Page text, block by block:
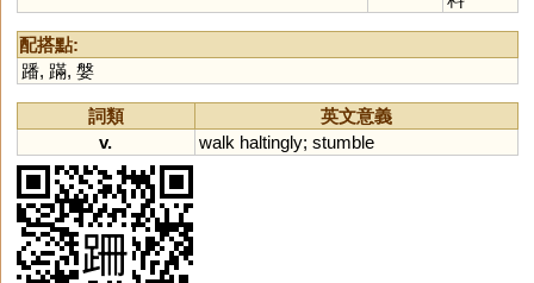
配搭點:
蹯, 蹣, 媻
詞類
英文意義
v.
walk haltingly; stumble